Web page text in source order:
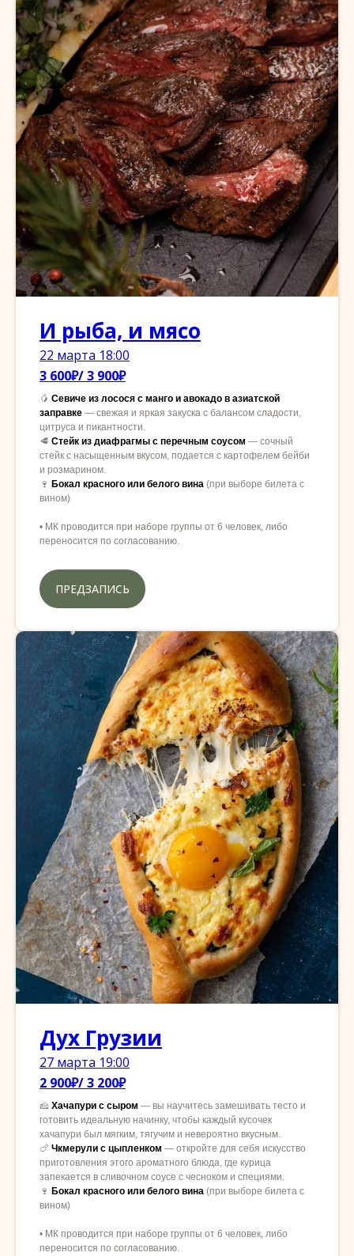
И рыба, и мясо
22 марта 18:00
3 600₽/ 3 900₽
🥭 Севиче из лосося с манго и авокадо в азиатской
заправке — свежая и яркая закуска с балансом сладости,
цитруса и пикантности.
🥩 Стейк из диафрагмы с перечным соусом — сочный
стейк с насыщенным вкусом, подается с картофелем бейби
и розмарином.
🍷 Бокал красного или белого вина (при выборе билета с
вином)
• МК проводится при наборе группы от 6 человек, либо
переносится по согласованию.
ПРЕДЗАПИСЬ
Дух Грузии
27 марта 19:00
2 900₽/ 3 200₽
🧀 Хачапури с сыром — вы научитесь замешивать тесто и
готовить идеальную начинку, чтобы каждый кусочек
хачапури был мягким, тягучим и невероятно вкусным.
🍗 Чкмерули с цыпленком — откройте для себя искусство
приготовления этого ароматного блюда, где курица
запекается в сливочном соусе с чесноком и специями.
🍷 Бокал красного или белого вина (при выборе билета с
вином)
• МК проводится при наборе группы от 6 человек, либо
переносится по согласованию.